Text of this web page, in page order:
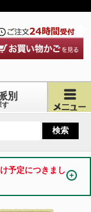
別
す
予定につきまし